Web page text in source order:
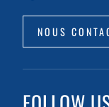
NOUS